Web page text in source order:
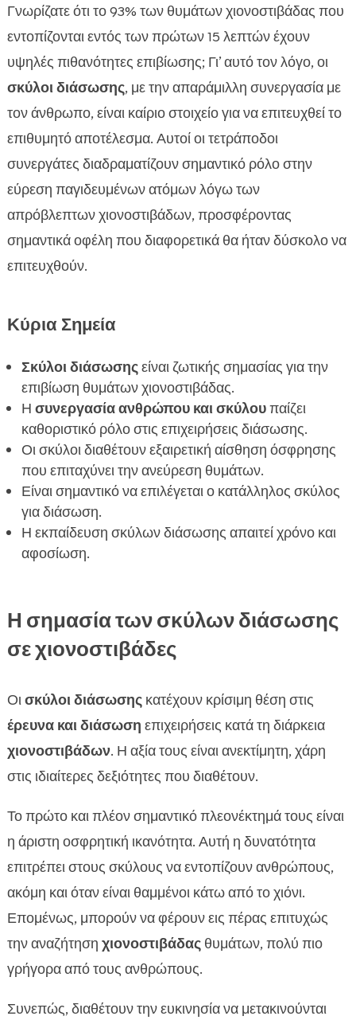
 Η σημασία των σκύλων διάσωσης σε
χιονοστιβάδες
 Η επιλογή του κατάλληλου σκύλου για διάσωση

Εκπαίδευση σκύλων για διάσωση από
χιονοστιβάδα
Ο ρόλος του ανθρώπου συνοδού
Εξοπλισμός για διάσωση από χιονοστιβάδα
Πώς λειτουργεί η διάσωση από χιονοστιβάδα με
σκύλο
 Επιτυχείς περιπτώσεις διάσωσης από
χιονοστιβάδα με σκύλο
 Συχνές προκλήσεις και πώς να τις
χιονοστιβάδες
Η σημασία της ταχύτητας στη διάσωση από
χιονοστιβάδα

Εκπαίδευση σκύλου για αντιμετώπιση έκτακτων
αναγκών

Σωστή διατροφή και φροντίδα σκύλων
διάσωσης
 FAQ
Γνωρίζατε ότι το 93% των θυμάτων χιονοστιβάδας που
εντοπίζονται εντός των πρώτων 15 λεπτών έχουν
υψηλές πιθανότητες επιβίωσης; Γι’ αυτό τον λόγο, οι
σκύλοι διάσωσης, με την απαράμιλλη συνεργασία με
τον άνθρωπο, είναι καίριο στοιχείο για να επιτευχθεί το
επιθυμητό αποτέλεσμα. Αυτοί οι τετράποδοι
συνεργάτες διαδραματίζουν σημαντικό ρόλο στην
εύρεση παγιδευμένων ατόμων λόγω των
απρόβλεπτων χιονοστιβάδων, προσφέροντας
σημαντικά οφέλη που διαφορετικά θα ήταν δύσκολο να
επιτευχθούν.
Κύρια Σημεία
Σκύλοι διάσωσηςείναι ζωτικής σημασίας για την
επιβίωση θυμάτων χιονοστιβάδας.
Η συνεργασία ανθρώπου και σκύλουπαίζει
καθοριστικό ρόλο στις επιχειρήσεις διάσωσης.
Οι σκύλοι διαθέτουν εξαιρετική αίσθηση όσφρησης
που επιταχύνει την ανεύρεση θυμάτων.
Είναι σημαντικό να επιλέγεται ο κατάλληλος σκύλος
για διάσωση.
Η εκπαίδευση σκύλων διάσωσης απαιτεί χρόνο και
αφοσίωση.
Η σημασία των σκύλων διάσωσης
σε χιονοστιβάδες
Οισκύλοι διάσωσηςκατέχουν κρίσιμη θέση στις
έρευνα και διάσωση επιχειρήσεις κατά τη διάρκεια
χιονοστιβάδων. Η αξία τους είναι ανεκτίμητη, χάρη
στις ιδιαίτερες δεξιότητες που διαθέτουν.
Το πρώτο και πλέον σημαντικό πλεονέκτημά τους είναι
η άριστη οσφρητική ικανότητα. Αυτή η δυνατότητα
επιτρέπει στους σκύλους να εντοπίζουν ανθρώπους,
ακόμη και όταν είναι θαμμένοι κάτω από το χιόνι.
Επομένως, μπορούν να φέρουν εις πέρας επιτυχώς
την αναζήτηση χιονοστιβάδαςθυμάτων, πολύ πιο
γρήγορα από τους ανθρώπους.
Συνεπώς, διαθέτουν την ευκινησία να μετακινούνται